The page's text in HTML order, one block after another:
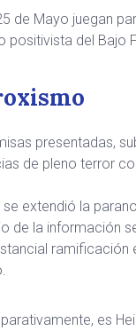
de Mayo juegan
del Bajo
presentadas,
de pleno terror
extendió la
de la información
ramificación
es